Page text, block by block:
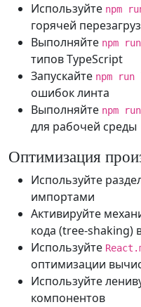
Используйте npm
горячей
Выполняйте npm
типов TypeScript
Запускайте npm
ошибок линта
Выполняйте npm
для рабочей среды
Оптимизация
Используйте
импортами
Активируйте
кода (tree-shaking)
Используйте
оптимизации
Используйте
компонентов